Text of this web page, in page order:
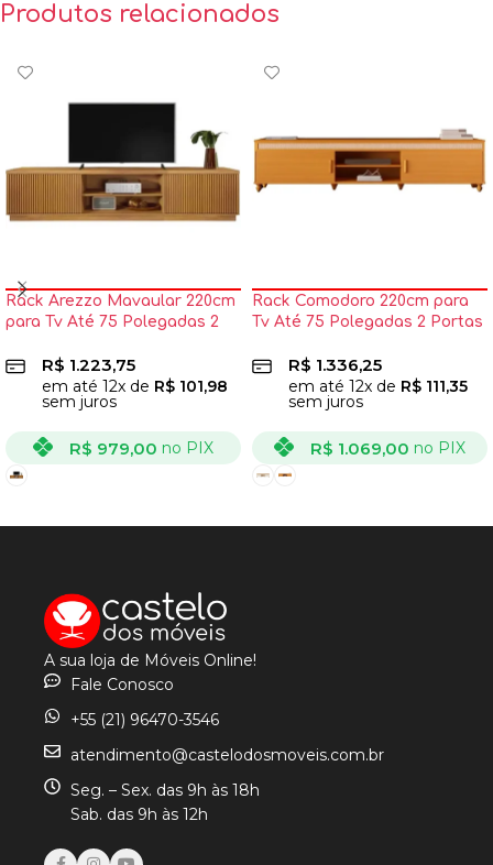
Produtos relacionados
Rack Arezzo Mavaular 220cm
para Tv Até 75 Polegadas 2
R$ 1.223,75
em até 12x de R$ 101,98
sem juros
R$ 979,00 no PIX
Rack Comodoro 220cm para
Tv Até 75 Polegadas 2 Portas
R$ 1.336,25
em até 12x de R$ 111,35
sem juros
R$ 1.069,00 no PIX
A sua loja de Móveis Online!
Fale Conosco
+55 (21) 96470-3546
atendimento@castelodosmoveis.com.br
Seg. – Sex. das 9h às 18h
Sab. das 9h às 12h